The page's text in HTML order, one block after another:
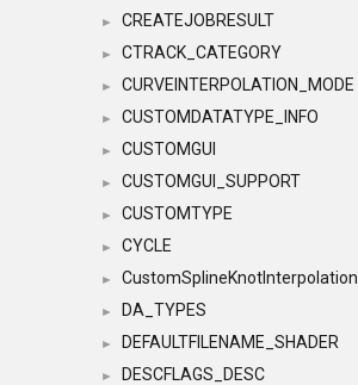
► CREATEJOBRESULT
► CTRACK_CATEGORY
► CURVEINTERPOLATION_MODE
► CUSTOMDATATYPE_INFO
► CUSTOMGUI
► CUSTOMGUI_SUPPORT
► CUSTOMTYPE
► CYCLE
► CustomSplineKnotInterpolation
► DA_TYPES
► DEFAULTFILENAME_SHADER
► DESCFLAGS_DESC